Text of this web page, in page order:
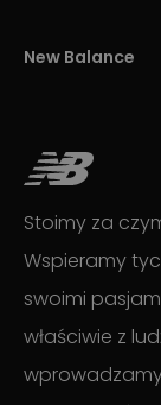
New Balance
Stoimy za
Wspieramy
swoimi
właściwie z